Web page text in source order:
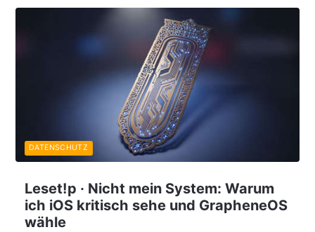
Leset!p · Nicht mein System: Warum
ich iOS kritisch sehe und GrapheneOS
wähle
DATENSCHUTZ